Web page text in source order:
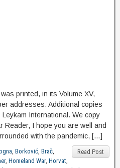
printed, in its Volume XV,
addresses. Additional copies
International. We copy
Reader, I hope you are well and
with the pandemic, […]
Read Post
, Borković, Brač,
, Homeland War, Horvat,